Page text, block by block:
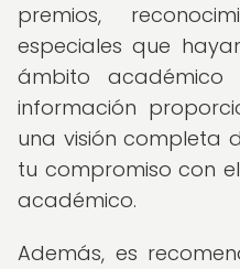
premios,
especiales que
ámbito académico
información
una visión completa
tu compromiso con
académico.
Además, es